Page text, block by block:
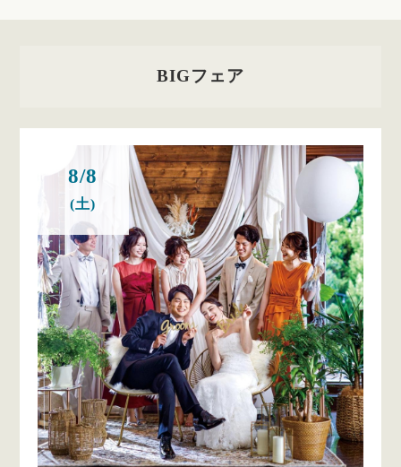
BIGフェア
8/8
(土)